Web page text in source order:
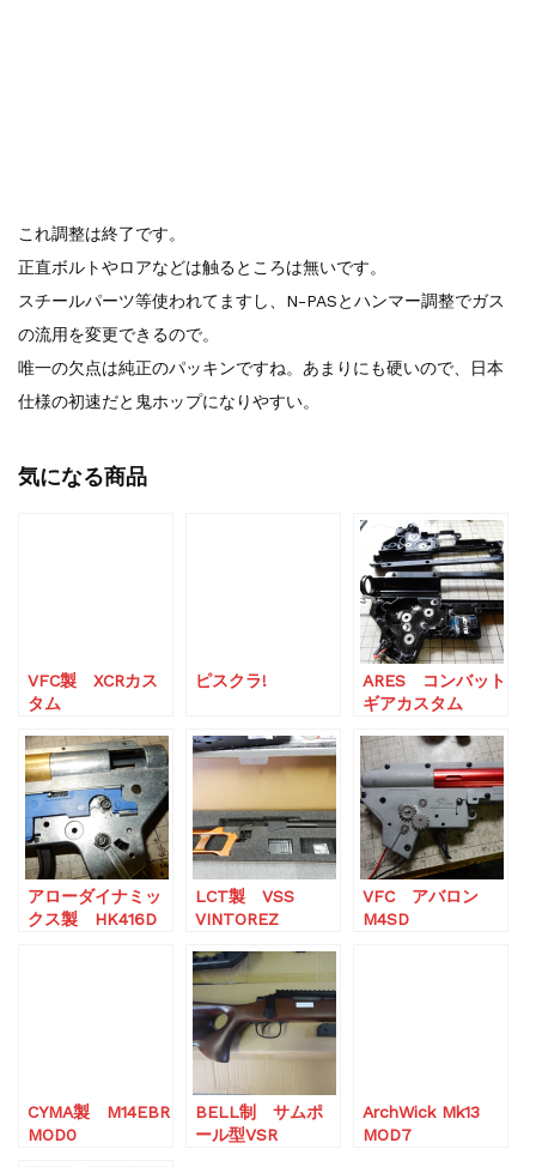
これ調整は終了です。
正直ボルトやロアなどは触るところは無いです。
スチールパーツ等使われてますし、N-PASとハンマー調整でガス
の流用を変更できるので。
唯一の欠点は純正のパッキンですね。あまりにも硬いので、日本
仕様の初速だと鬼ホップになりやすい。
気になる商品
VFC製 XCRカス
タム
ピスクラ!
ARES コンバット
ギアカスタム
アローダイナミッ
クス製 HK416D
LCT製 VSS
VINTOREZ
VFC アバロン
M4SD
CYMA製 M14EBR
MOD0
BELL制 サムポ
ール型VSR
ArchWick Mk13
MOD7